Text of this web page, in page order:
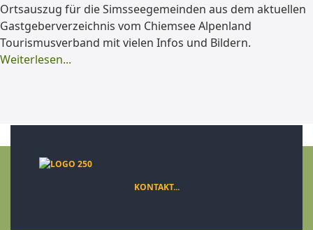
Ortsauszug für die Simsseegemeinden aus dem aktuellen
Gastgeberverzeichnis vom Chiemsee Alpenland
Tourismusverband mit vielen Infos und Bildern.
Weiterlesen...
KONTAKT...